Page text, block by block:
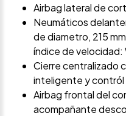
Airbag lateral de
Neumáticos
de diametro, 215
índice de velocidad:
Cierre centralizado
inteligente y contról
Airbag frontal del
acompañante